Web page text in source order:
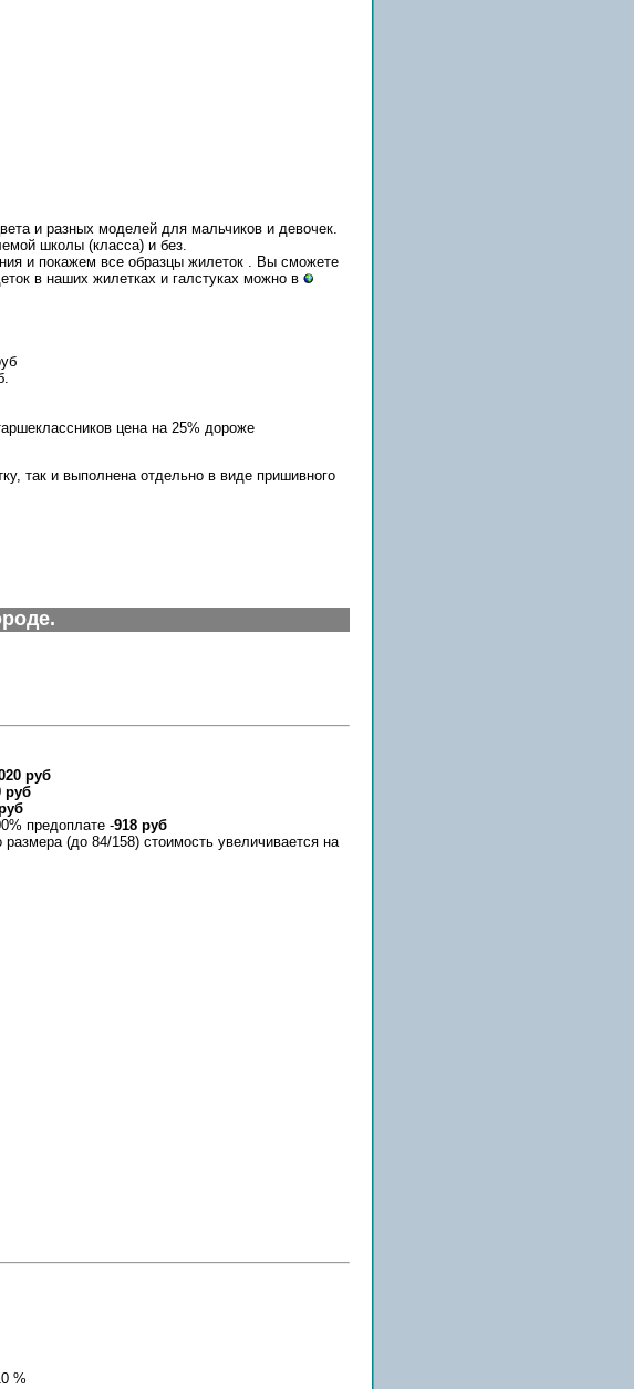
и разных моделей для мальчиков и девочек.
школы (класса) и без.
и покажем все образцы жилеток . Вы сможете
в наших жилетках и галстуках можно в
цена на 25% дороже
так и выполнена отдельно в виде пришивного
руб
руб
предоплате -918 руб
(до 84/158) стоимость увеличивается на
%